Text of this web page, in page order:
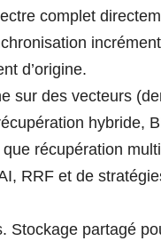
complet
d’origine.
sur des vecteurs
hybride,
récupération
RRF et de
partagé